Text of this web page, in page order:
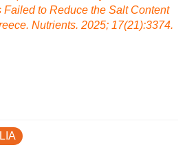
to Reduce the Salt Content
Nutrients. 2025; 17(21):3374.